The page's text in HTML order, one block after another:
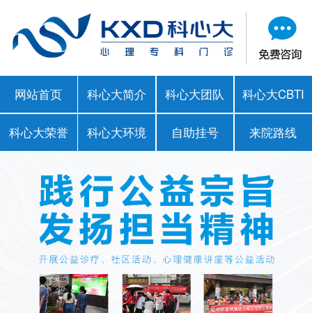
网站首页 科心大简介 科心大团队 科心大CBTI
科心大荣誉 科心大环境 自助挂号 来院路线